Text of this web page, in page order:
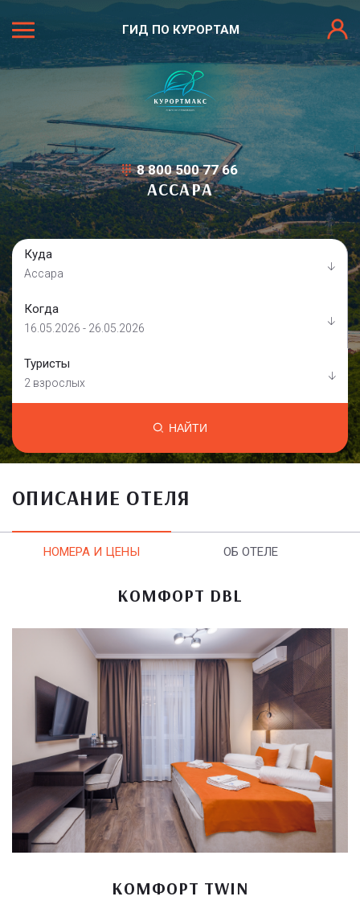
ГИД ПО КУРОРТАМ
8 800 500 77 66
АССАРА
Куда
Ассара
Когда
16.05.2026 - 26.05.2026
Туристы
2 взрослых
НАЙТИ
ОПИСАНИЕ ОТЕЛЯ
НОМЕРА И ЦЕНЫ ОБ ОТЕЛЕ
КОМФОРТ DBL
КОМФОРТ TWIN